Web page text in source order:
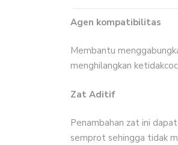
Agen kompatibilitas
Membantu
menghilangkan
Zat Aditif
Penambahan zat ini
semprot sehingga tidak